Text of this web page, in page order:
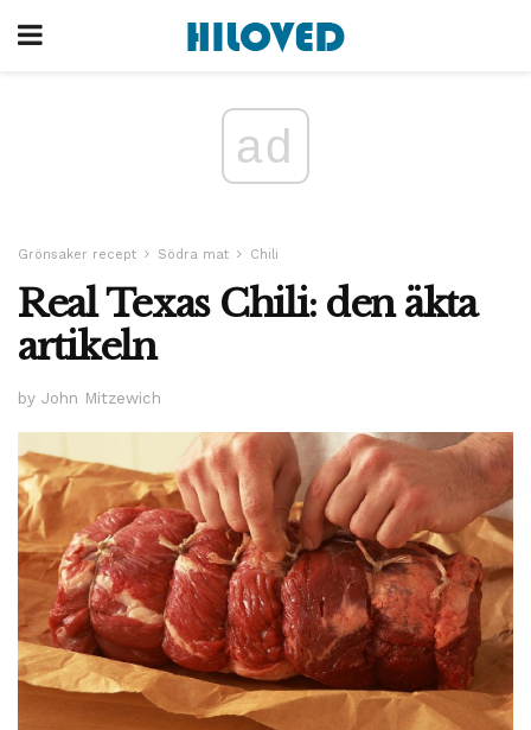
ad
Grönsaker recept Södra mat Chili
Real Texas Chili: den äkta
artikeln
by John Mitzewich